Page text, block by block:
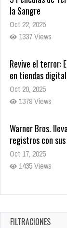
Revive el terror:
en tiendas digitales
Oct 20, 2025
Warner Bros.
registros con sus
Oct 17, 2025
CRUNCHYROLL
JUJUTSU KAISEN:
Oct 7, 2025
FILTRACIONES